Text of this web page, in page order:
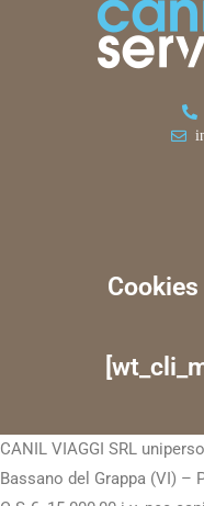
CANIL VIAGGI SRL
Bassano del Grappa (VI) –